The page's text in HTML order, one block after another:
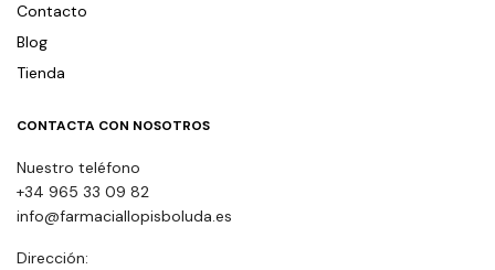
Contacto
Blog
Tienda
CONTACTA CON NOSOTROS
Nuestro teléfono
+34 965 33 09 82
info@farmaciallopisboluda.es
Dirección: